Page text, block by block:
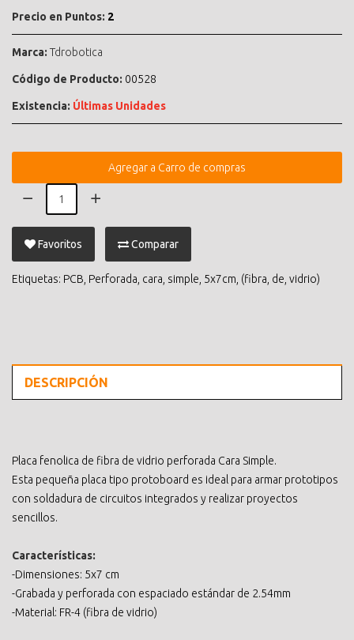
Precio en Puntos: 2
Marca: Tdrobotica
Código de Producto: 00528
Existencia: Últimas Unidades
Agregar a Carro de compras
Favoritos Comparar
Etiquetas: PCB Perforada cara simple 5x7cm (fibra de vidrio)
DESCRIPCIÓN
Placa fenolica de fibra de vidrio perforada Cara Simple.
Esta pequeña placa tipo protoboard es ideal para armar prototipos
con soldadura de circuitos integrados y realizar proyectos
sencillos.
Características:
-Dimensiones: 5x7 cm
-Grabada y perforada con espaciado estándar de 2.54mm
-Material: FR-4 (fibra de vidrio)